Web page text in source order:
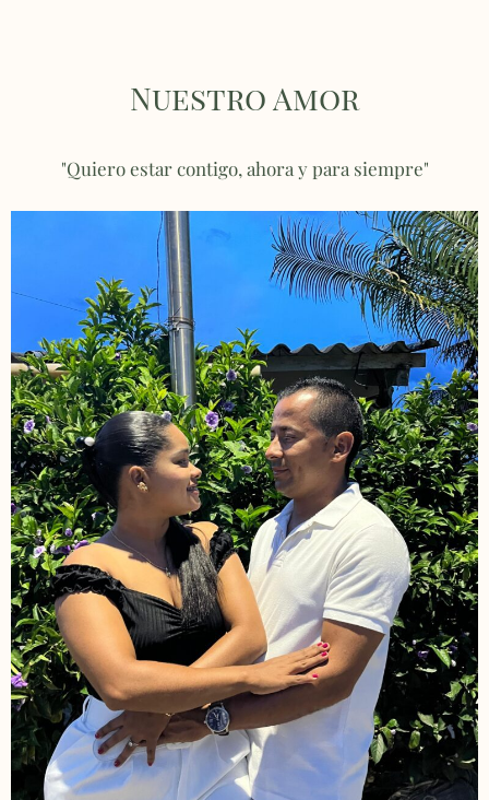
Nuestro Amor
"Quiero estar contigo, ahora y para siempre"